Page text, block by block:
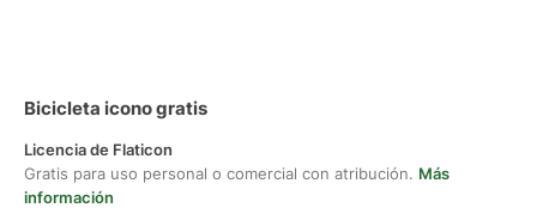
Bicicleta icono gratis
Licencia de Flaticon
Gratis para uso personal o comercial con atribución. Más
información